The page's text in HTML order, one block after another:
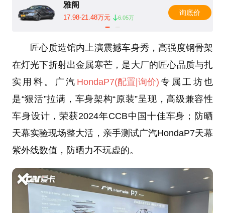
雅阁
17.98-21.48万元 6.05万
询底价
匠心质造馆内上演震撼车身秀，高强度钢骨架
在灯光下折射出金属寒芒，是大厂的匠心品质与扎
实用料。广汽 HondaP7(配置 |询价) 专属工坊也
是“狠活”拉满，车身架构“原装”呈现，高级兼容性
车身设计，荣获2024年CCB中国十佳车身；防晒
天幕实验现场整大活，亲手测试广汽HondaP7天幕
紫外线数值，防晒力不玩虚的。